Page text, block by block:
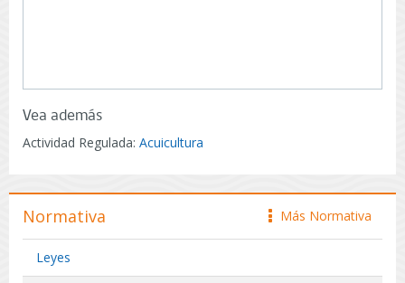
Vea además
Actividad Regulada: Acuicultura
icono
Más Normativa
Normativa
Leyes